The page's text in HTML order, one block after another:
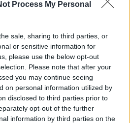
Process My Personal
sale, sharing to third parties, or
or sensitive information for
please use the below opt-out
Please note that after your
you may continue seeing
on personal information utilized by
disclosed to third parties prior to
opt-out of the further
information by third parties on the